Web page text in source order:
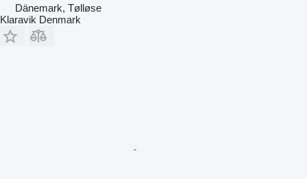
Dänemark, Tølløse
Klaravik Denmark